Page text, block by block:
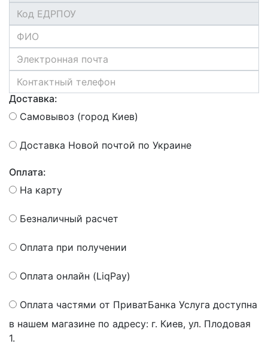
Доставка:
Самовывоз (город Киев)
Доставка Новой почтой по Украине
Оплата:
На карту
Безналичный расчет
Оплата при получении
Оплата онлайн (LiqPay)
Оплата частями от ПриватБанка Услуга доступна
в нашем магазине по адресу: г. Киев, ул. Плодовая
1.